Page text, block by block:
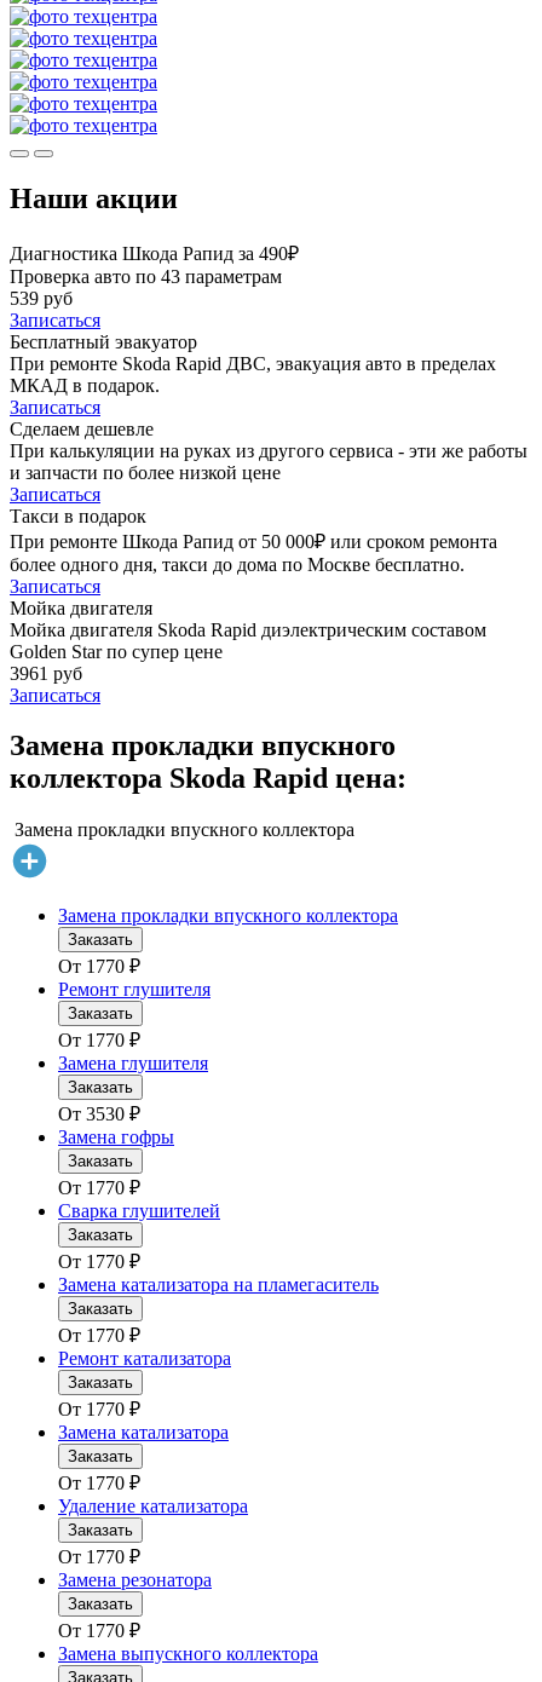
Наши акции
Диагностика Шкода Рапид за 490₽
Проверка авто по 43 параметрам
539 руб
Записаться
Бесплатный эвакуатор
При ремонте Skoda Rapid ДВС, эвакуация авто в пределах
МКАД в подарок.
Записаться
Сделаем дешевле
При калькуляции на руках из другого сервиса - эти же работы
и запчасти по более низкой цене
Записаться
Такси в подарок
При ремонте Шкода Рапид от 50 000₽ или сроком ремонта
более одного дня, такси до дома по Москве бесплатно.
Записаться
Мойка двигателя
Мойка двигателя Skoda Rapid диэлектрическим составом
Golden Star по супер цене
3961 руб
Записаться
Замена прокладки впускного
коллектора Skoda Rapid цена:
Замена прокладки впускного коллектора
Замена прокладки впускного коллектора
Заказать
От 1770 ₽
Ремонт глушителя
Заказать
От 1770 ₽
Замена глушителя
Заказать
От 3530 ₽
Замена гофры
Заказать
От 1770 ₽
Сварка глушителей
Заказать
От 1770 ₽
Замена катализатора на пламегаситель
Заказать
От 1770 ₽
Ремонт катализатора
Заказать
От 1770 ₽
Замена катализатора
Заказать
От 1770 ₽
Удаление катализатора
Заказать
От 1770 ₽
Замена резонатора
Заказать
От 1770 ₽
Замена выпускного коллектора
Заказать